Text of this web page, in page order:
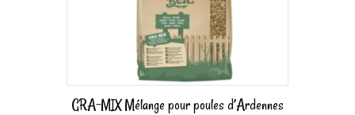
GRA-MIX Mélange pour poules d’Ardennes